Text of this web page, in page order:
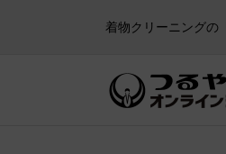
着物クリーニングの